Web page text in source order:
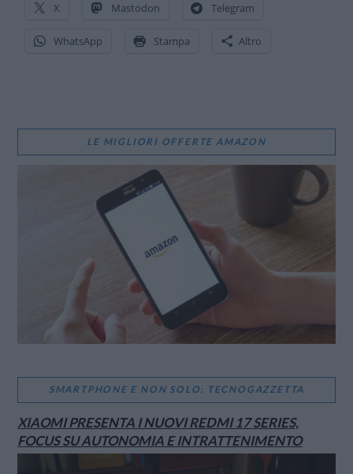
X Mastodon Telegram
WhatsApp Stampa Altro
LE MIGLIORI OFFERTE AMAZON
SMARTPHONE E NON SOLO: TECNOGAZZETTA
XIAOMI PRESENTA I NUOVI REDMI 17 SERIES,
FOCUS SU AUTONOMIA E INTRATTENIMENTO